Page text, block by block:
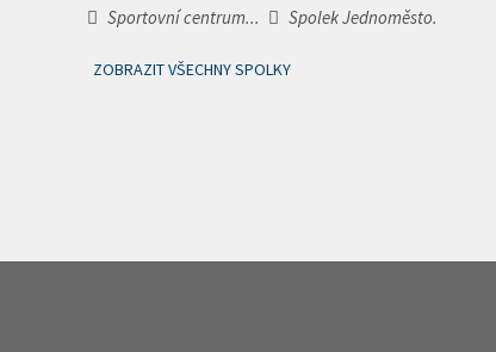
Sportovní centrum...
Spolek Jednoměsto.
ZOBRAZIT VŠECHNY SPOLKY